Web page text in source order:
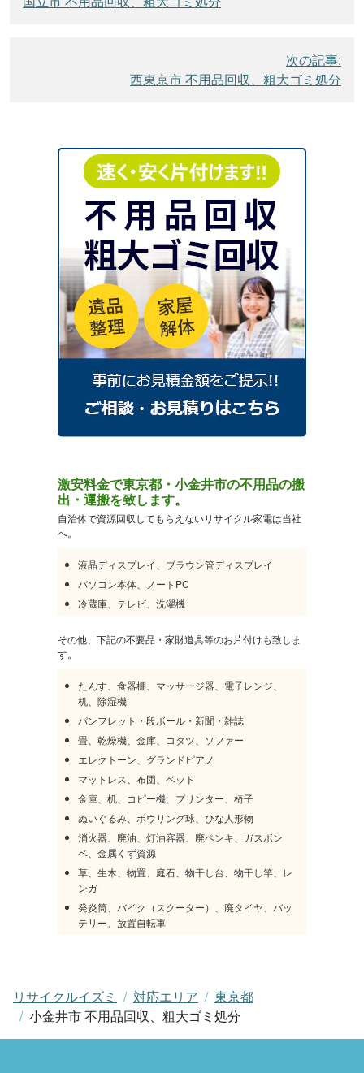
リサイクルイズミ 対応エリア
東京都
小金井市 不用品回収、粗大ゴミ処分
ナ
次の記事:
西東京市 不用品回収、粗大ゴミ処分
激安料金で東京都・小金井市の不用品の搬
出・運搬を致します。
自治体で資源回収してもらえないリサイクル家電は当社
へ。
液晶ディスプレイ、ブラウン管ディスプレイ
パソコン本体、ノートPC
冷蔵庫、テレビ、洗濯機
その他、下記の不要品・家財道具等のお片付けも致しま
す。
たんす、食器棚、マッサージ器、電子レンジ、
机、除湿機
パンフレット・段ボール・新聞・雑誌
畳、乾燥機、金庫、コタツ、ソファー
エレクトーン、グランドピアノ
マットレス、布団、ベッド
金庫、机、コピー機、プリンター、椅子
ぬいぐるみ、ボウリング球、ひな人形物
消火器、廃油、灯油容器、廃ペンキ、ガスボン
ベ、金属くず資源
草、生木、物置、庭石、物干し台、物干し竿、レ
ンガ
発炎筒、バイク（スクーター）、廃タイヤ、バッ
テリー、放置自転車